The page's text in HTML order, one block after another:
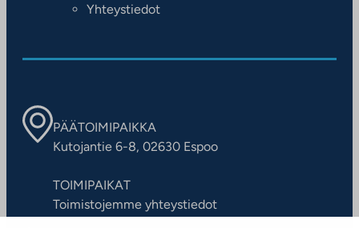
Yhteystiedot
PÄÄTOIMIPAIKKA
Kutojantie 6-8, 02630 Espoo
TOIMIPAIKAT
Toimistojemme yhteystiedot